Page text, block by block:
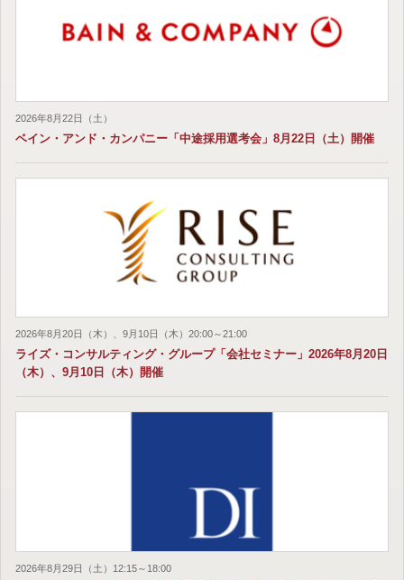
2026年8月22日（土）
ベイン・アンド・カンパニー「中途採用選考会」8月22日（土）開催
2026年8月20日（木）、9月10日（木）20:00～21:00
ライズ・コンサルティング・グループ「会社セミナー」2026年8月20日
（木）、9月10日（木）開催
2026年8月29日（土）12:15～18:00